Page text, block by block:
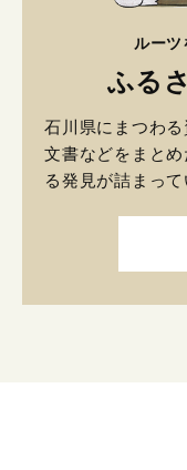
ルーツ
ふる
石川県にまつわ
文書などをまと
る発見が詰まって